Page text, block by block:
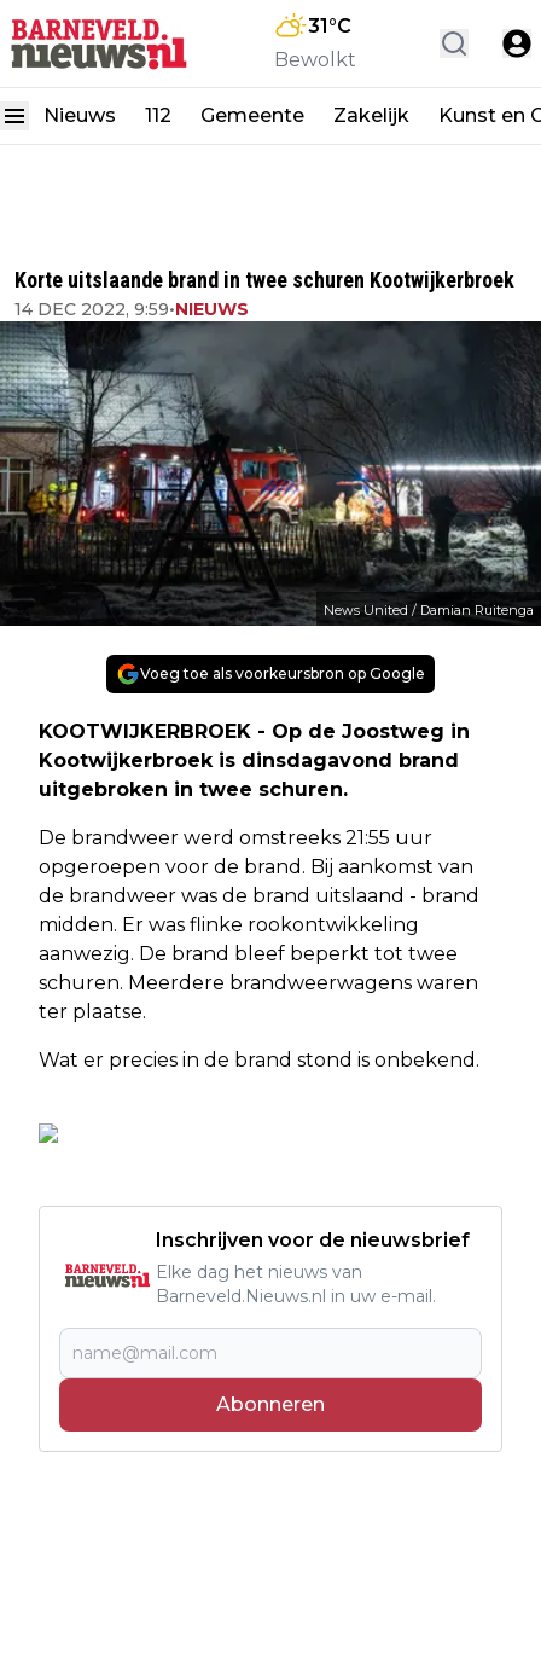
31°C
Bewolkt
Nieuws 112 Gemeente Zakelijk Kunst en
Korte uitslaande brand in twee schuren Kootwijkerbroek
14 DEC 2022, 9:59•NIEUWS
News United / Damian Ruitenga
Voeg toe als voorkeursbron op Google
KOOTWIJKERBROEK - Op de Joostweg in
Kootwijkerbroek is dinsdagavond brand
uitgebroken in twee schuren.
De brandweer werd omstreeks 21:55 uur
opgeroepen voor de brand. Bij aankomst van
de brandweer was de brand uitslaand - brand
midden. Er was flinke rookontwikkeling
aanwezig. De brand bleef beperkt tot twee
schuren. Meerdere brandweerwagens waren
ter plaatse.
Wat er precies in de brand stond is onbekend.
Inschrijven voor de nieuwsbrief
Elke dag het nieuws van
Barneveld.Nieuws.nl in uw e-mail.
Abonneren